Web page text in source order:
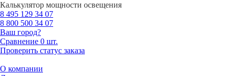
Калькулятор мощности освещения
8 495 129 34 07
8 800 500 34 07
Ваш город?
Сравнение 0 шт.
Проверить статус заказа
О компании